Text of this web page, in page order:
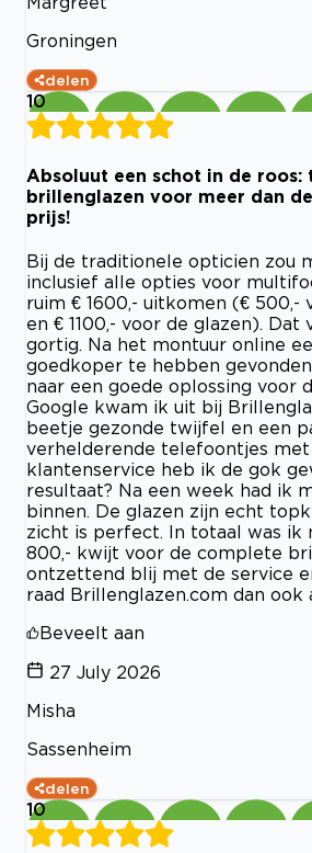
Groningen
delen
10
Absoluut een schot in de
brillenglazen voor meer dan
prijs!
Bij de traditionele opticien zou
inclusief alle opties voor
ruim € 1600,- uitkomen (€ 500,-
en € 1100,- voor de glazen). Dat
gortig. Na het montuur online
goedkoper te hebben
naar een goede oplossing voor
Google kwam ik uit bij
beetje gezonde twijfel en een
verhelderende telefoontjes met
klantenservice heb ik de gok
resultaat? Na een week had ik
binnen. De glazen zijn echt
zicht is perfect. In totaal was ik
800,- kwijt voor de complete
ontzettend blij met de service
raad Brillenglazen.com dan ook
Beveelt aan
27 July 2026
Misha
Sassenheim
delen
10